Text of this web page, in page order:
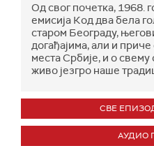
Од свог почетка, 1968.
емисија Код два бела
старом Београду,
догађајима, али и
места Србије, и о
живо језгро наше
СВЕ
АУДИО